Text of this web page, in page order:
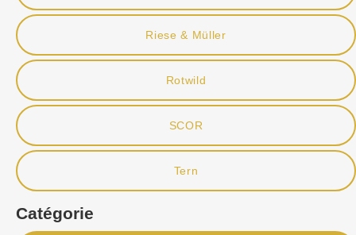
Riese & Müller
Rotwild
SCOR
Tern
Catégorie